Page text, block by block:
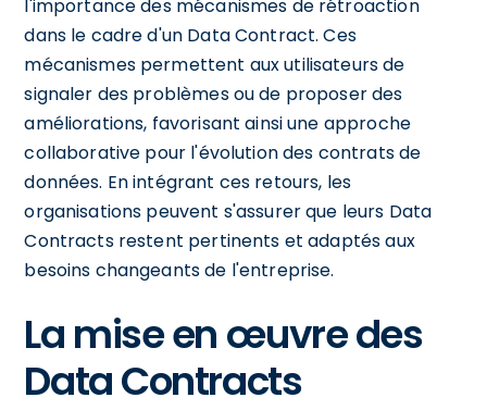
l'importance des mécanismes de rétroaction
dans le cadre d'un Data Contract. Ces
mécanismes permettent aux utilisateurs de
signaler des problèmes ou de proposer des
améliorations, favorisant ainsi une approche
collaborative pour l'évolution des contrats de
données. En intégrant ces retours, les
organisations peuvent s'assurer que leurs Data
Contracts restent pertinents et adaptés aux
besoins changeants de l'entreprise.
La mise en œuvre des
Data Contracts